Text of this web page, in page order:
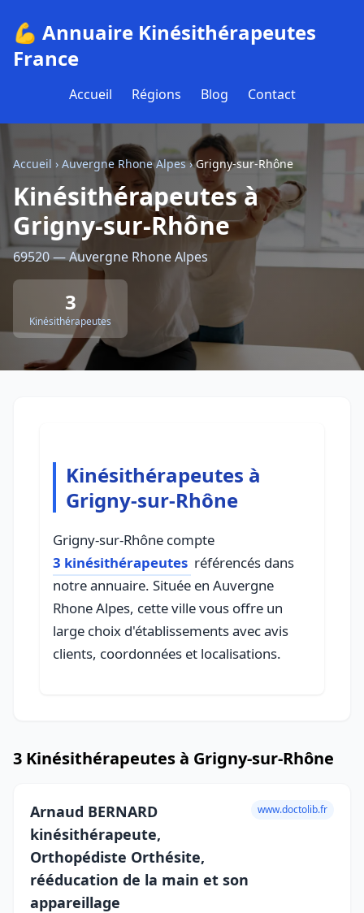
💪 Annuaire Kinésithérapeutes
France
Accueil Régions Blog Contact
Accueil › Auvergne Rhone Alpes›Grigny-sur-Rhône
Kinésithérapeutes à
Grigny-sur-Rhône
69520 — Auvergne Rhone Alpes
3
Kinésithérapeutes
Kinésithérapeutes à
Grigny-sur-Rhône
Grigny-sur-Rhône compte
3 kinésithérapeutes référencés dans
notre annuaire. Située en Auvergne
Rhone Alpes, cette ville vous offre un
large choix d'établissements avec avis
clients, coordonnées et localisations.
3 Kinésithérapeutes à Grigny-sur-Rhône
Arnaud BERNARD
kinésithérapeute,
Orthopédiste Orthésite,
rééducation de la main et son
appareillage
www.doctolib.fr